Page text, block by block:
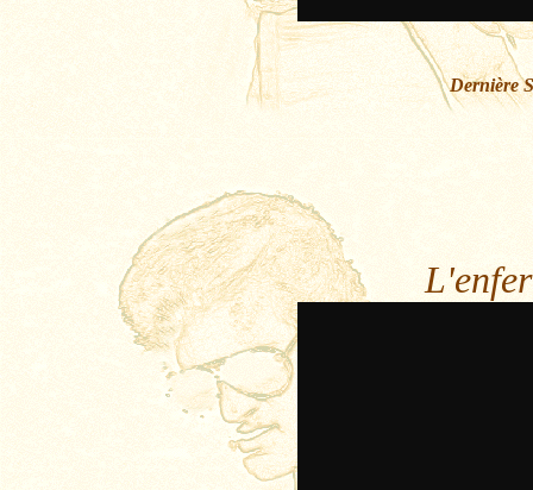
Dernière